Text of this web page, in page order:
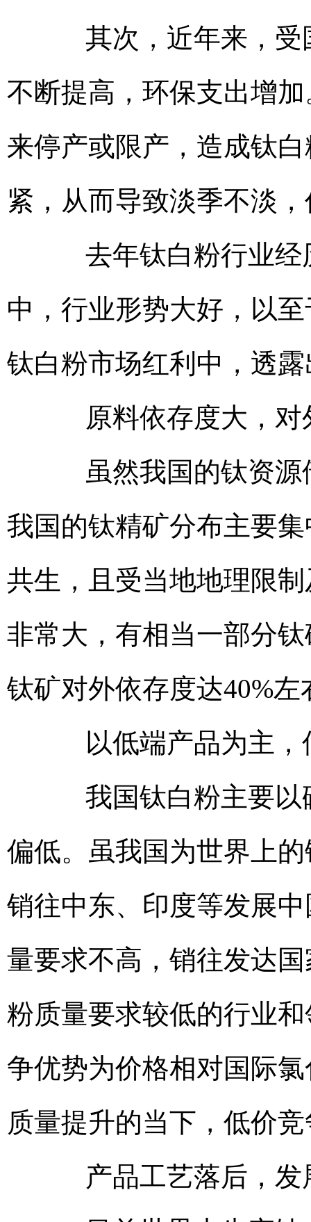
其次，近年来，受
不断提高，环保支出增
来停产或限产，造成钛
紧，从而导致淡季不淡
去年钛白粉行业经
中，行业形势大好，以
钛白粉市场红利中，透
原料依存度大，对
虽然我国的钛资源
我国的钛精矿分布主要
共生，且受当地地理限
非常大，有相当一部分
钛矿对外依存度达40%左
以低端产品为主，
我国钛白粉主要以
偏低。虽我国为世界上
销往中东、印度等发展
量要求不高，销往发达
粉质量要求较低的行业
争优势为价格相对国际
质量提升的当下，低价
产品工艺落后，发